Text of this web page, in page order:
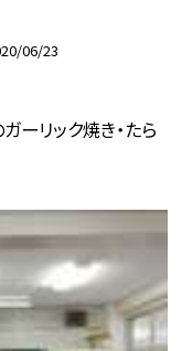
06/23
ーリック焼き・たら